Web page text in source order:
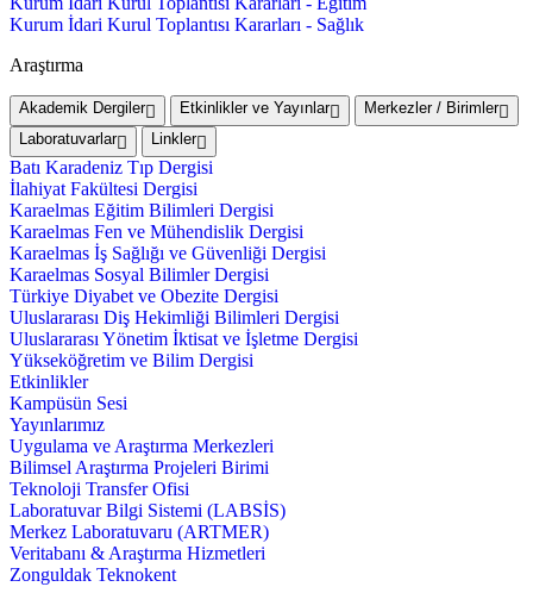
Kurum İdari Kurul Toplantısı Kararları - Sağlık
Araştırma
Akademik Dergiler Etkinlikler ve Yayınlar
Merkezler / Birimler
Laboratuvarlar
Linkler
Batı Karadeniz Tıp Dergisi
İlahiyat Fakültesi Dergisi
Karaelmas Eğitim Bilimleri Dergisi
Karaelmas Fen ve Mühendislik Dergisi
Karaelmas İş Sağlığı ve Güvenliği Dergisi
Karaelmas Sosyal Bilimler Dergisi
Türkiye Diyabet ve Obezite Dergisi
Uluslararası Diş Hekimliği Bilimleri Dergisi
Uluslararası Yönetim İktisat ve İşletme Dergisi
Yükseköğretim ve Bilim Dergisi
Etkinlikler
Kampüsün Sesi
Yayınlarımız
Uygulama ve Araştırma Merkezleri
Bilimsel Araştırma Projeleri Birimi
Teknoloji Transfer Ofisi
Laboratuvar Bilgi Sistemi (LABSİS)
Merkez Laboratuvaru (ARTMER)
Veritabanı & Araştırma Hizmetleri
Zonguldak Teknokent